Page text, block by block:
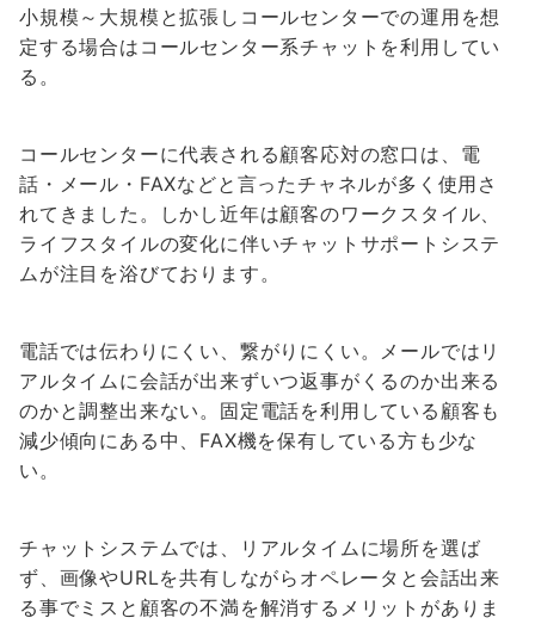
小規模～大規模と拡張しコールセンターでの運用を想
定する場合はコールセンター系チャットを利用してい
る。
コールセンターに代表される顧客応対の窓口は、電
話・メール・FAXなどと言ったチャネルが多く使用さ
れてきました。しかし近年は顧客のワークスタイル、
ライフスタイルの変化に伴いチャットサポートシステ
ムが注目を浴びております。
電話では伝わりにくい、繋がりにくい。メールではリ
アルタイムに会話が出来ずいつ返事がくるのか出来る
のかと調整出来ない。固定電話を利用している顧客も
減少傾向にある中、FAX機を保有している方も少な
い。
チャットシステムでは、リアルタイムに場所を選ば
ず、画像やURLを共有しながらオペレータと会話出来
る事でミスと顧客の不満を解消するメリットがありま